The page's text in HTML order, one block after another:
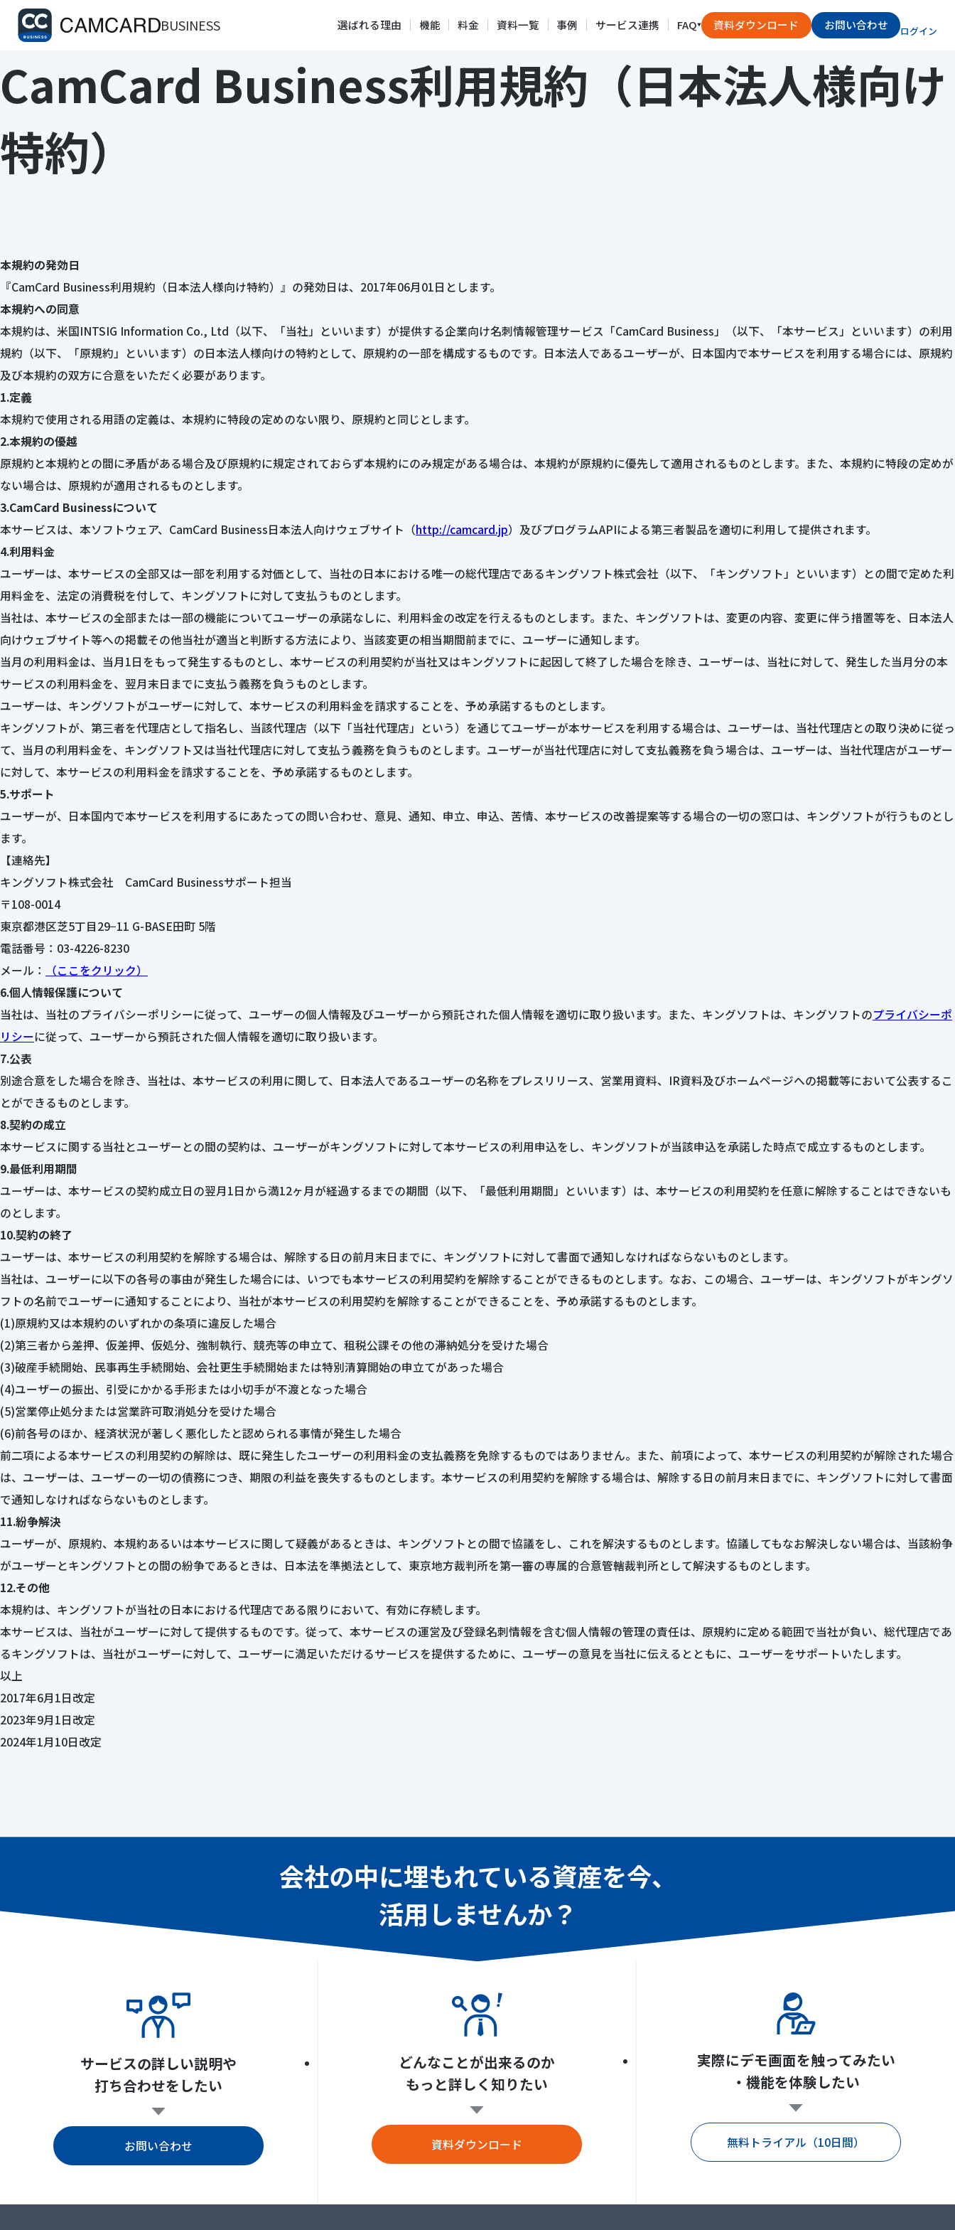
BUSINESS 選ばれる理由 機能 料金 資料一覧 事例 サービス連携 FAQ 資料ダウンロード お問い合わせ ログイン
CamCard Business利用規約（日本法人様向け
特約）
本規約の発効日
『CamCard Business利用規約（日本法人様向け特約）』の発効日は、2017年06月01日とします。
本規約への同意
本規約は、米国INTSIG Information Co., Ltd（以下、「当社」といいます）が提供する企業向け名刺情報管理サービス「CamCard Business」（以下、「本サービス」といいます）の利用
規約（以下、「原規約」といいます）の日本法人様向けの特約として、原規約の一部を構成するものです。日本法人であるユーザーが、日本国内で本サービスを利用する場合には、原規約
及び本規約の双方に合意をいただく必要があります。
1.定義
本規約で使用される用語の定義は、本規約に特段の定めのない限り、原規約と同じとします。
2.本規約の優越
原規約と本規約との間に矛盾がある場合及び原規約に規定されておらず本規約にのみ規定がある場合は、本規約が原規約に優先して適用されるものとします。また、本規約に特段の定めが
ない場合は、原規約が適用されるものとします。
3.CamCard Businessについて
本サービスは、本ソフトウェア、CamCard Business日本法人向けウェブサイト（http://camcard.jp）及びプログラムAPIによる第三者製品を適切に利用して提供されます。
4.利用料金
ユーザーは、本サービスの全部又は一部を利用する対価として、当社の日本における唯一の総代理店であるキングソフト株式会社（以下、「キングソフト」といいます）との間で定めた利
用料金を、法定の消費税を付して、キングソフトに対して支払うものとします。
当社は、本サービスの全部または一部の機能についてユーザーの承諾なしに、利用料金の改定を行えるものとします。また、キングソフトは、変更の内容、変更に伴う措置等を、日本法人
向けウェブサイト等への掲載その他当社が適当と判断する方法により、当該変更の相当期間前までに、ユーザーに通知します。
当月の利用料金は、当月1日をもって発生するものとし、本サービスの利用契約が当社又はキングソフトに起因して終了した場合を除き、ユーザーは、当社に対して、発生した当月分の本
サービスの利用料金を、翌月末日までに支払う義務を負うものとします。
ユーザーは、キングソフトがユーザーに対して、本サービスの利用料金を請求することを、予め承諾するものとします。
キングソフトが、第三者を代理店として指名し、当該代理店（以下「当社代理店」という）を通じてユーザーが本サービスを利用する場合は、ユーザーは、当社代理店との取り決めに従っ
て、当月の利用料金を、キングソフト又は当社代理店に対して支払う義務を負うものとします。ユーザーが当社代理店に対して支払義務を負う場合は、ユーザーは、当社代理店がユーザー
に対して、本サービスの利用料金を請求することを、予め承諾するものとします。
5.サポート
ユーザーが、日本国内で本サービスを利用するにあたっての問い合わせ、意見、通知、申立、申込、苦情、本サービスの改善提案等する場合の一切の窓口は、キングソフトが行うものとし
ます。
【連絡先】
キングソフト株式会社 CamCard Businessサポート担当
〒108-0014
東京都港区芝5丁目29−11 G-BASE田町 5階
電話番号：03-4226-8230
メール：
（ここをクリック）
6.個人情報保護について
当社は、当社のプライバシーポリシーに従って、ユーザーの個人情報及びユーザーから預託された個人情報を適切に取り扱います。また、キングソフトは、キングソフトのプライバシーポ
リシーに従って、ユーザーから預託された個人情報を適切に取り扱います。
7.公表
別途合意をした場合を除き、当社は、本サービスの利用に関して、日本法人であるユーザーの名称をプレスリリース、営業用資料、IR資料及びホームページへの掲載等において公表するこ
とができるものとします。
8.契約の成立
本サービスに関する当社とユーザーとの間の契約は、ユーザーがキングソフトに対して本サービスの利用申込をし、キングソフトが当該申込を承諾した時点で成立するものとします。
9.最低利用期間
ユーザーは、本サービスの契約成立日の翌月1日から満12ヶ月が経過するまでの期間（以下、「最低利用期間」といいます）は、本サービスの利用契約を任意に解除することはできないも
のとします。
10.契約の終了
ユーザーは、本サービスの利用契約を解除する場合は、解除する日の前月末日までに、キングソフトに対して書面で通知しなければならないものとします。
当社は、ユーザーに以下の各号の事由が発生した場合には、いつでも本サービスの利用契約を解除することができるものとします。なお、この場合、ユーザーは、キングソフトがキングソ
フトの名前でユーザーに通知することにより、当社が本サービスの利用契約を解除することができることを、予め承諾するものとします。
(1)原規約又は本規約のいずれかの条項に違反した場合
(2)第三者から差押、仮差押、仮処分、強制執行、競売等の申立て、租税公課その他の滞納処分を受けた場合
(3)破産手続開始、民事再生手続開始、会社更生手続開始または特別清算開始の申立てがあった場合
(4)ユーザーの振出、引受にかかる手形または小切手が不渡となった場合
(5)営業停止処分または営業許可取消処分を受けた場合
(6)前各号のほか、経済状況が著しく悪化したと認められる事情が発生した場合
前二項による本サービスの利用契約の解除は、既に発生したユーザーの利用料金の支払義務を免除するものではありません。また、前項によって、本サービスの利用契約が解除された場合
は、ユーザーは、ユーザーの一切の債務につき、期限の利益を喪失するものとします。本サービスの利用契約を解除する場合は、解除する日の前月末日までに、キングソフトに対して書面
で通知しなければならないものとします。
11.紛争解決
ユーザーが、原規約、本規約あるいは本サービスに関して疑義があるときは、キングソフトとの間で協議をし、これを解決するものとします。協議してもなお解決しない場合は、当該紛争
がユーザーとキングソフトとの間の紛争であるときは、日本法を準拠法として、東京地方裁判所を第一審の専属的合意管轄裁判所として解決するものとします。
12.その他
本規約は、キングソフトが当社の日本における代理店である限りにおいて、有効に存続します。
本サービスは、当社がユーザーに対して提供するものです。従って、本サービスの運営及び登録名刺情報を含む個人情報の管理の責任は、原規約に定める範囲で当社が負い、総代理店であ
るキングソフトは、当社がユーザーに対して、ユーザーに満足いただけるサービスを提供するために、ユーザーの意見を当社に伝えるとともに、ユーザーをサポートいたします。
以上
2017年6⽉1⽇改定
2023年9月1日改定
2024年1月10日改定
会社の中に埋もれている資産を今、
活用しませんか？
サービスの詳しい説明や
打ち合わせをしたい
お問い合わせ
どんなことが出来るのか
もっと詳しく知りたい
資料ダウンロード
実際にデモ画面を触ってみたい
・機能を体験したい
無料トライアル（10日間）